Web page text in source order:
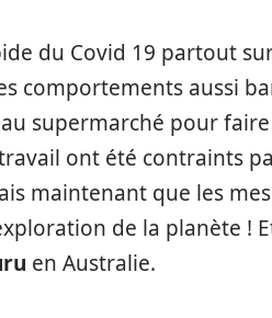
du Covid 19 partout
comportements aussi
supermarché pour
ont été contraints
maintenant que les
de la planète !
en Australie.